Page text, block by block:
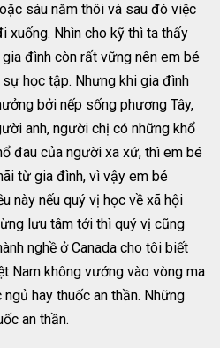
sáu năm thôi và sau đó việc
xuống. Nhìn cho kỹ thì ta thấy
đình còn rất vững nên em bé
học tập. Nhưng khi gia đình
bởi nếp sống phương Tây,
anh, người chị có những khổ
đau của người xa xứ, thì em bé
từ gia đình, vì vậy em bé
này nếu quý vị học về xã hội
lưu tâm tới thì quý vị cũng
nghề ở Canada cho tôi biết
Nam không vướng vào vòng ma
hay thuốc an thần. Những
an thần.